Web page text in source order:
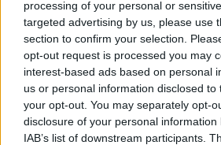
processing of your personal or
targeted advertising by us, please use
section to confirm your selection.
opt-out request is processed you may
interest-based ads based on personal
us or personal information disclosed
your opt-out. You may separately opt-
disclosure of your personal
IAB’s list of downstream participants.
livello di punti che di rimbalzi.
entrato nella storia dei Bulls,
giovane a realizzare almeno
partita. Un record non da
in cui i primati appartengono
Michael Jordan.